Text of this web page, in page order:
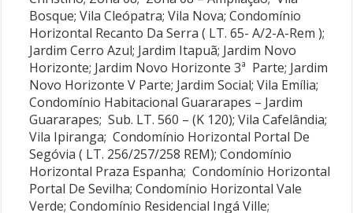
Bosque; Vila Cleópatra; Vila Nova; Condomínio
Horizontal Recanto Da Serra ( LT. 65- A/2-A-Rem );
Jardim Cerro Azul; Jardim Itapuã; Jardim Novo
Horizonte; Jardim Novo Horizonte 3ª Parte; Jardim
Novo Horizonte V Parte; Jardim Social; Vila Emília;
Condomínio Habitacional Guararapes – Jardim
Guararapes; Sub. LT. 560 – (K 120); Vila Cafelândia;
Vila Ipiranga; Condomínio Horizontal Portal De
Segóvia ( LT. 256/257/258 REM); Condomínio
Horizontal Praza Espanha; Condomínio Horizontal
Portal De Sevilha; Condomínio Horizontal Vale
Verde; Condomínio Residencial Ingá Ville;